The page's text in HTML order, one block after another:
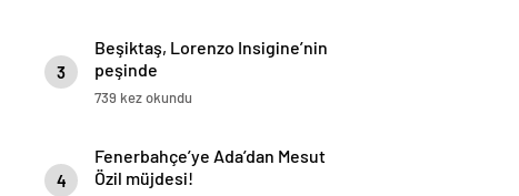
3
Beşiktaş, Lorenzo Insigine’nin
peşinde
739 kez okundu
4
Fenerbahçe’ye Ada’dan Mesut
Özil müjdesi!